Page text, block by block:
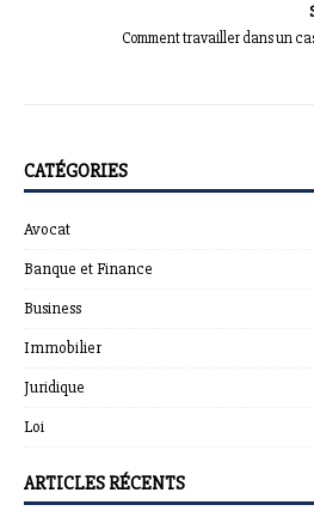
Comment travailler dans un
CATÉGORIES
Avocat
Banque et Finance
Business
Immobilier
Juridique
Loi
ARTICLES RÉCENTS